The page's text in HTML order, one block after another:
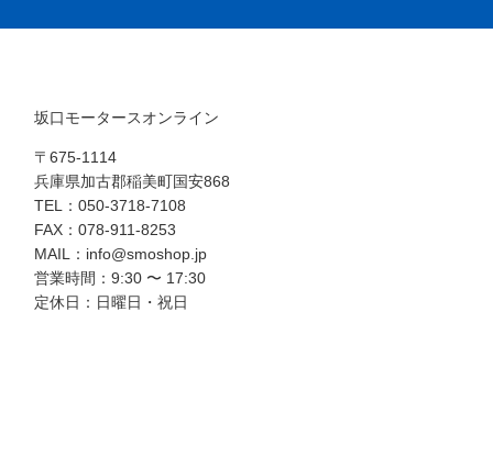
坂口モータースオンライン
〒675-1114
兵庫県加古郡稲美町国安868
TEL：050-3718-7108
FAX：078-911-8253
MAIL：info@smoshop.jp
営業時間：9:30 〜 17:30
定休日：日曜日・祝日